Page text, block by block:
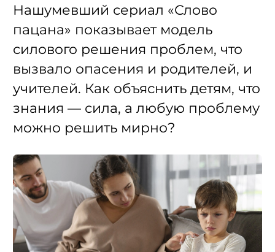
Нашумевший сериал «Слово
пацана» показывает модель
силового решения проблем, что
вызвало опасения и родителей, и
учителей. Как объяснить детям, что
знания — сила, а любую проблему
можно решить мирно?